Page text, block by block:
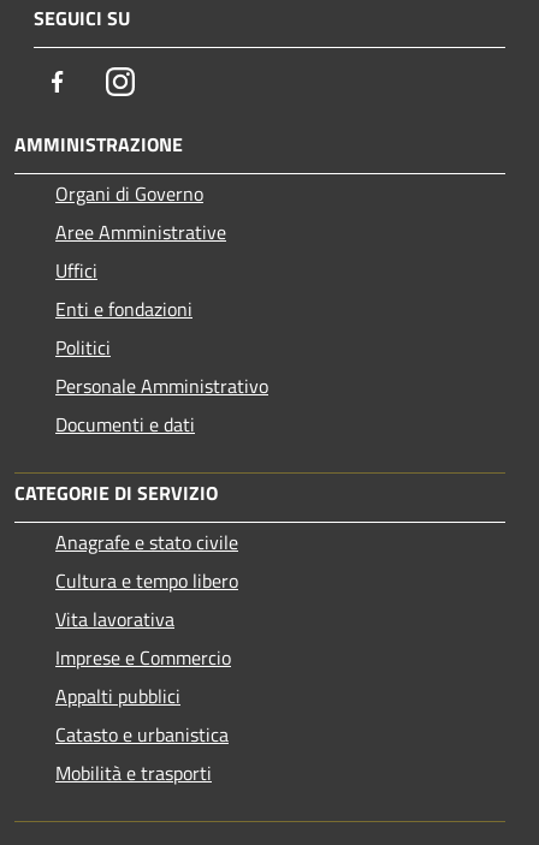
SEGUICI SU
FacebookInstagram
AMMINISTRAZIONE
Organi di Governo
Aree Amministrative
Uffici
Enti e fondazioni
Politici
Personale Amministrativo
Documenti e dati
CATEGORIE DI SERVIZIO
Anagrafe e stato civile
Cultura e tempo libero
Vita lavorativa
Imprese e Commercio
Appalti pubblici
Catasto e urbanistica
Mobilità e trasporti